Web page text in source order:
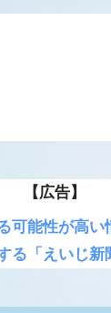
【広告】
可能性が高い
る「えいじ新